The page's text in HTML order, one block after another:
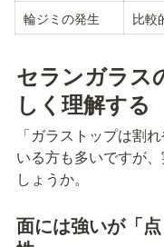
輪ジミの発生
比較
セランガラス
しく理解する
「ガラストップは割
いる方も多いですが
しょうか。
面には強いが「